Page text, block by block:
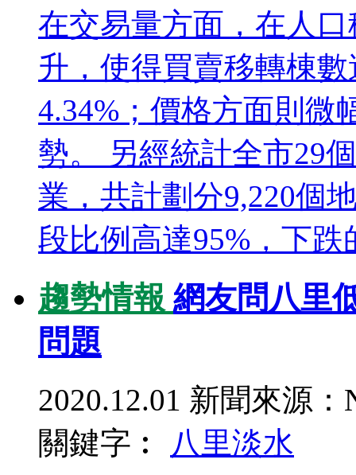
在交易量方面，在人
升，使得買賣移轉棟
4.34%；價格方面則微
勢。 另經統計全市29
業，共計劃分9,220個
段比例高達95%，下跌
趨勢情報 網友問八里
問題
2020.12.01 新聞來源：
關鍵字︰
八里淡水